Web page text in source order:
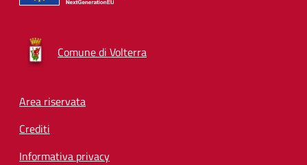
Comune di Volterra
Footer menu
Area riservata
Crediti
Informativa privacy